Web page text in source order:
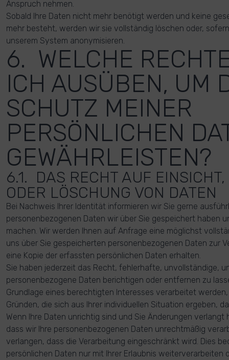
Anspruch nehmen.
Sobald Ihre Daten nicht mehr benötigt werden und keine
mehr besteht, werden wir sie vollständig löschen oder,
unserem System anonymisieren.
6. WELCHE
ICH AUSÜBEN, UM
SCHUTZ MEINER
PERSÖNLICHEN
GEWÄHRLEISTEN?
6.1. DAS RECHT AUF
ODER LÖSCHUNG VON DATEN
Bei Nachweis Ihrer Identität informieren wir Sie gerne
personenbezogenen Daten wir über Sie gespeichert haben
machen. Wir werden Ihnen auf Anfrage eine möglichst
uns über Sie gespeicherten personenbezogenen Daten zur
eine Kopie der erfassten persönlichen Daten erhalten.
Sie haben jederzeit das Recht, fehlerhafte, unvollständige,
personenbezogene Daten berichtigen oder entfernen zu
Grundlage eines berechtigten Interesses verarbeitet
Gründen, die sich aus Ihrer individuellen Situation ergeben,
Wenn Ihre Daten unrichtig sind und Sie Änderungen
dass wir Ihre personenbezogenen Daten unrechtmäßig
verlangen, dass die Verarbeitung eingeschränkt wird. Dies
persönlichen Daten nur mit Ihrer Erlaubnis weiterverarbeiten